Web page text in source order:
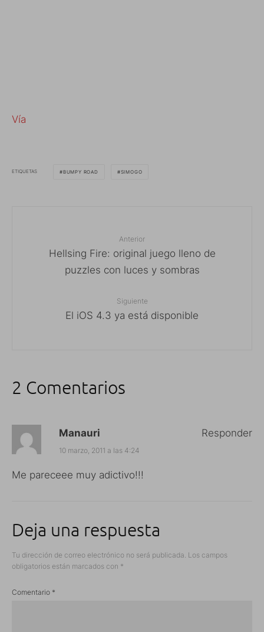
Vía
ETIQUETAS BUMPY ROAD SIMOGO
Anterior
Hellsing Fire: original juego lleno de
puzzles con luces y sombras
Siguiente
El iOS 4.3 ya está disponible
2 Comentarios
Manauri
10 marzo, 2011 a las 4:24
Me pareceee muy adictivo!!!
Responder
Deja una respuesta
Tu dirección de correo electrónico no será publicada. Los campos
obligatorios están marcados con *
Comentario *